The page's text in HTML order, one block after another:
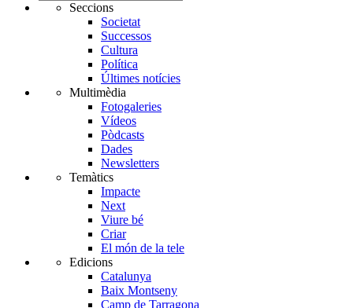
Seccions
Societat
Successos
Cultura
Política
Últimes notícies
Multimèdia
Fotogaleries
Vídeos
Pòdcasts
Dades
Newsletters
Temàtics
Impacte
Next
Viure bé
Criar
El món de la tele
Edicions
Catalunya
Baix Montseny
Camp de Tarragona